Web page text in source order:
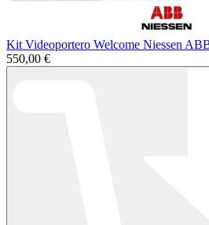
Kit Videoportero Welcome Niessen
550,00 €